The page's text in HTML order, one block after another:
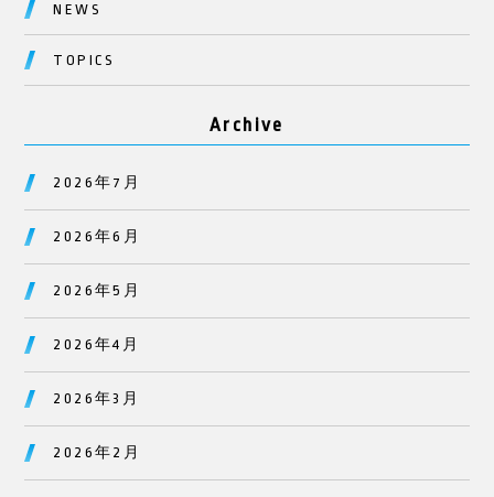
NEWS
TOPICS
Archive
2026年7月
2026年6月
2026年5月
2026年4月
2026年3月
2026年2月